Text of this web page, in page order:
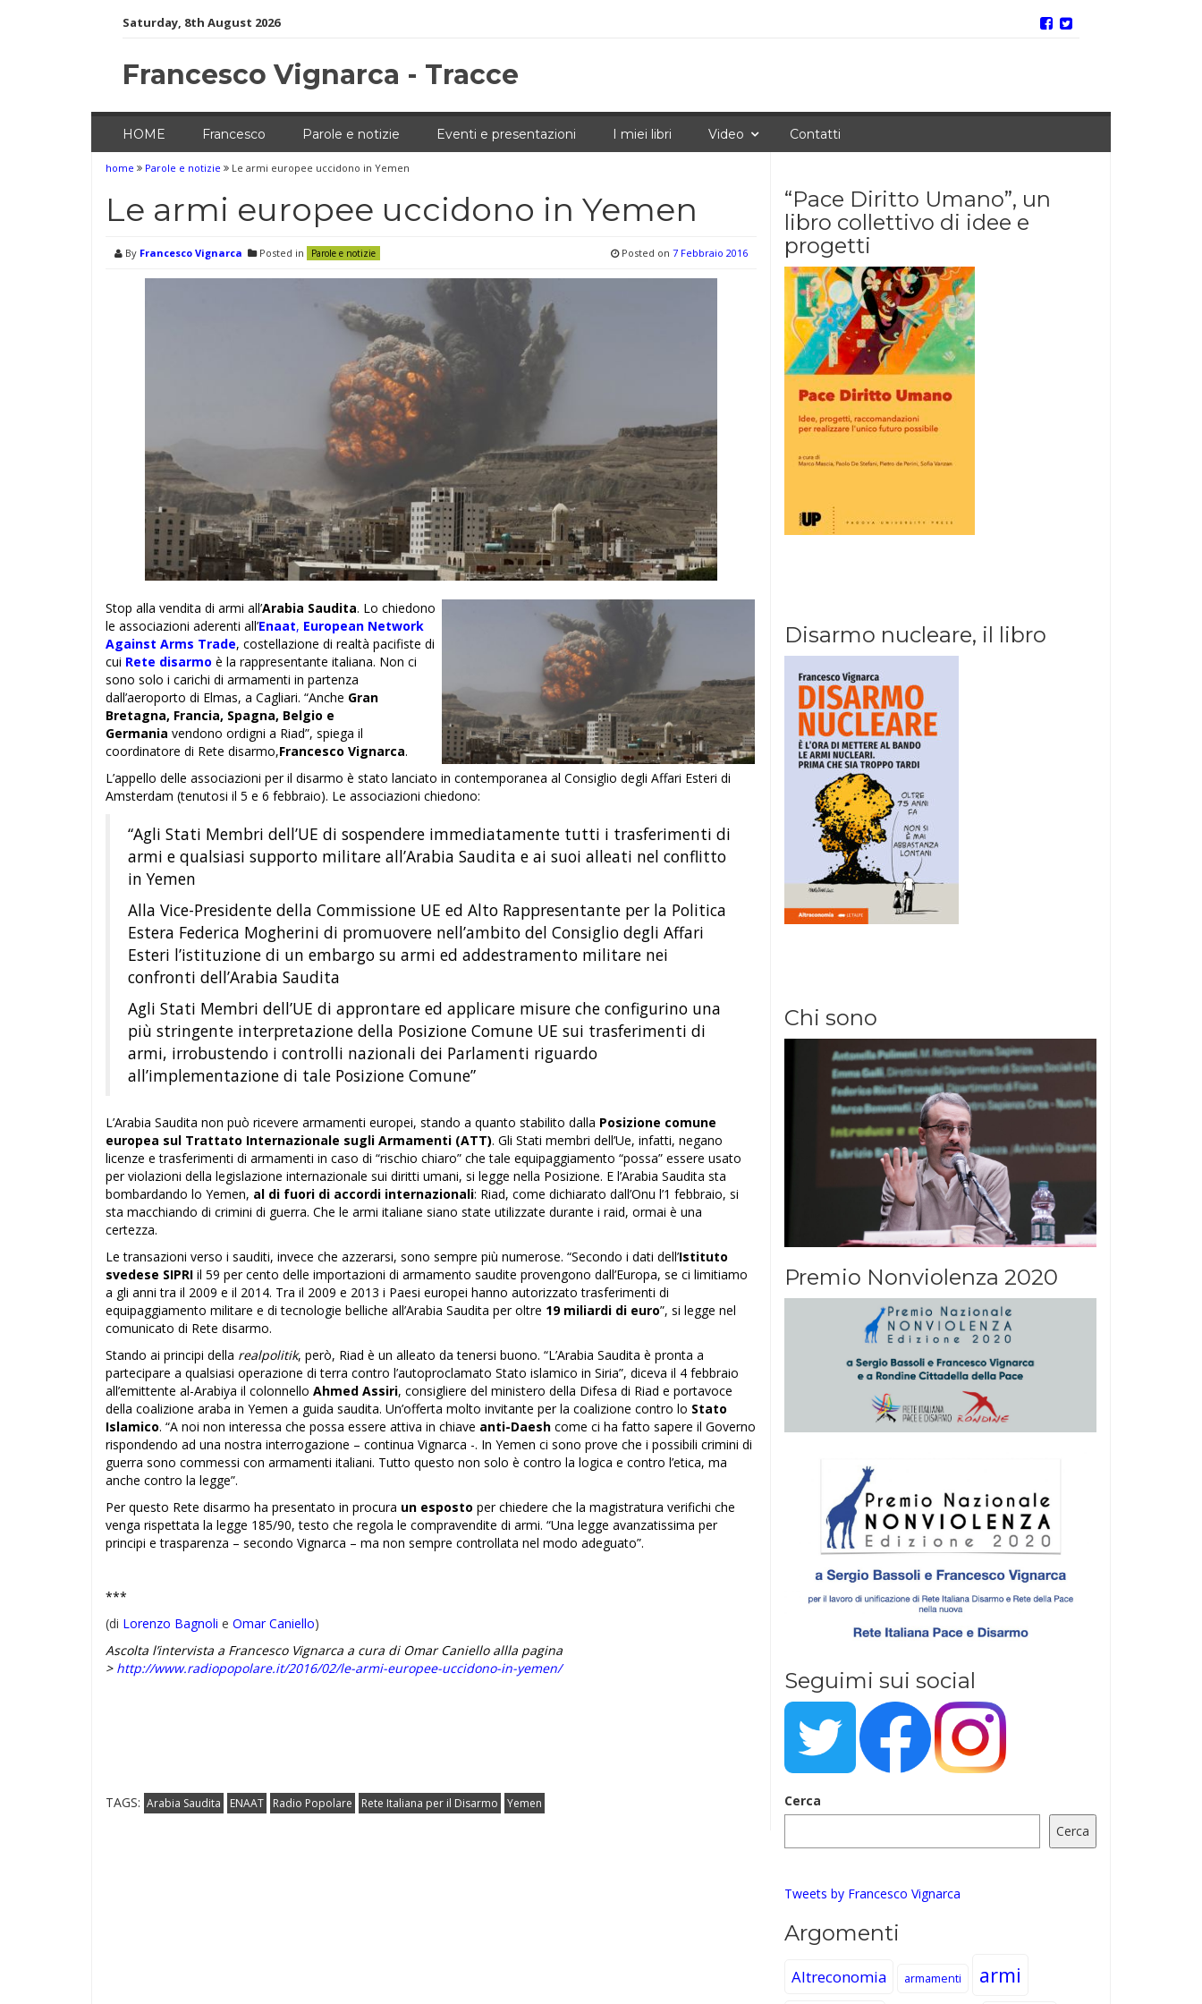
Saturday, 8th August 2026
Francesco Vignarca - Tracce
HOME Francesco Parole e notizie Eventi e presentazioni I miei libri Video Contatti
home Parole e notizie Le armi europee uccidono in Yemen
Le armi europee uccidono in Yemen
By Francesco Vignarca Posted in Parole e notizie Posted on 7 Febbraio 2016
Stop alla vendita di armi all’Arabia Saudita. Lo chiedono
le associazioni aderenti all’Enaat, European Network
Against Arms Trade, costellazione di realtà pacifiste di
cui Rete disarmo è la rappresentante italiana. Non ci
sono solo i carichi di armamenti in partenza
dall’aeroporto di Elmas, a Cagliari. “Anche Gran
Bretagna, Francia, Spagna, Belgio e
Germania vendono ordigni a Riad”, spiega il
coordinatore di Rete disarmo,Francesco Vignarca.
L’appello delle associazioni per il disarmo è stato lanciato in contemporanea al Consiglio degli Affari Esteri di
Amsterdam (tenutosi il 5 e 6 febbraio). Le associazioni chiedono:
“Agli Stati Membri dell’UE di sospendere immediatamente tutti i trasferimenti di
armi e qualsiasi supporto militare all’Arabia Saudita e ai suoi alleati nel conflitto
in Yemen
Alla Vice-Presidente della Commissione UE ed Alto Rappresentante per la Politica
Estera Federica Mogherini di promuovere nell’ambito del Consiglio degli Affari
Esteri l’istituzione di un embargo su armi ed addestramento militare nei
confronti dell’Arabia Saudita
Agli Stati Membri dell’UE di approntare ed applicare misure che configurino una
più stringente interpretazione della Posizione Comune UE sui trasferimenti di
armi, irrobustendo i controlli nazionali dei Parlamenti riguardo
all’implementazione di tale Posizione Comune”
L’Arabia Saudita non può ricevere armamenti europei, stando a quanto stabilito dalla Posizione comune
europea sul Trattato Internazionale sugli Armamenti (ATT). Gli Stati membri dell’Ue, infatti, negano
licenze e trasferimenti di armamenti in caso di “rischio chiaro” che tale equipaggiamento “possa” essere usato
per violazioni della legislazione internazionale sui diritti umani, si legge nella Posizione. E l’Arabia Saudita sta
bombardando lo Yemen, al di fuori di accordi internazionali: Riad, come dichiarato dall’Onu l’1 febbraio, si
sta macchiando di crimini di guerra. Che le armi italiane siano state utilizzate durante i raid, ormai è una
certezza.
Le transazioni verso i sauditi, invece che azzerarsi, sono sempre più numerose. “Secondo i dati dell’Istituto
svedese SIPRI il 59 per cento delle importazioni di armamento saudite provengono dall’Europa, se ci limitiamo
a gli anni tra il 2009 e il 2014. Tra il 2009 e 2013 i Paesi europei hanno autorizzato trasferimenti di
equipaggiamento militare e di tecnologie belliche all’Arabia Saudita per oltre 19 miliardi di euro”, si legge nel
comunicato di Rete disarmo.
Stando ai principi della realpolitik, però, Riad è un alleato da tenersi buono. “L’Arabia Saudita è pronta a
partecipare a qualsiasi operazione di terra contro l’autoproclamato Stato islamico in Siria”, diceva il 4 febbraio
all’emittente al-Arabiya il colonnello Ahmed Assiri, consigliere del ministero della Difesa di Riad e portavoce
della coalizione araba in Yemen a guida saudita. Un’offerta molto invitante per la coalizione contro lo Stato
Islamico. “A noi non interessa che possa essere attiva in chiave anti-Daesh come ci ha fatto sapere il Governo
rispondendo ad una nostra interrogazione – continua Vignarca -. In Yemen ci sono prove che i possibili crimini di
guerra sono commessi con armamenti italiani. Tutto questo non solo è contro la logica e contro l’etica, ma
anche contro la legge”.
Per questo Rete disarmo ha presentato in procura un esposto per chiedere che la magistratura verifichi che
venga rispettata la legge 185/90, testo che regola le compravendite di armi. “Una legge avanzatissima per
principi e trasparenza – secondo Vignarca – ma non sempre controllata nel modo adeguato”.
***
(di Lorenzo Bagnoli e Omar Caniello)
Ascolta l’intervista a Francesco Vignarca a cura di Omar Caniello allla pagina
> http://www.radiopopolare.it/2016/02/le-armi-europee-uccidono-in-yemen/
TAGS: Arabia Saudita ENAAT Radio Popolare Rete Italiana per il Disarmo Yemen
“Pace Diritto Umano”, un
libro collettivo di idee e
progetti
Disarmo nucleare, il libro
Chi sono
Premio Nonviolenza 2020
Seguimi sui social
Cerca
Cerca
Tweets by Francesco Vignarca
Argomenti
Altreconomia armamenti armi